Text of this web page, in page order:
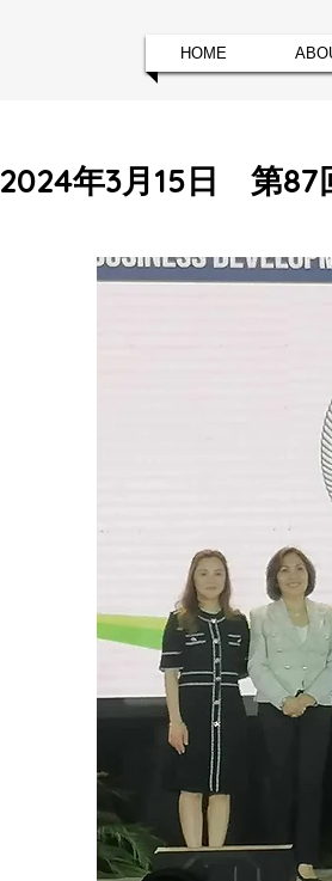
HOME
2024年3月15日 第87